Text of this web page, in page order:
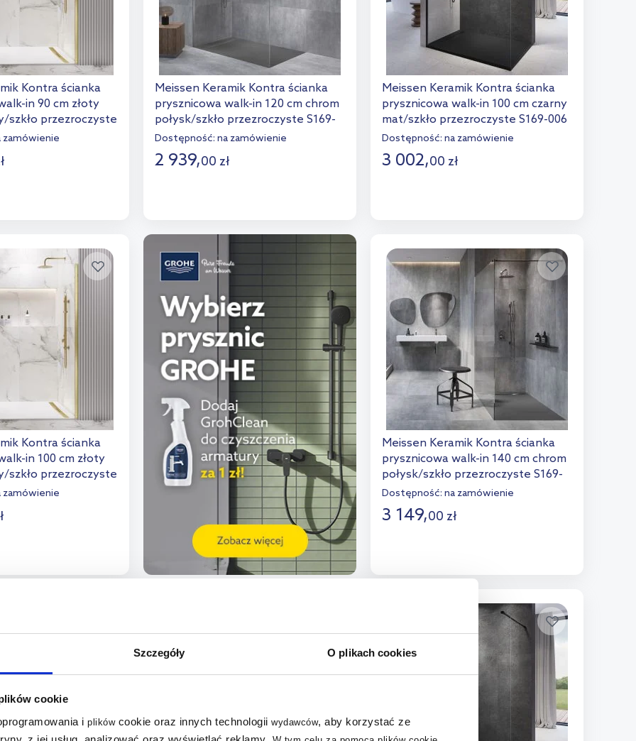
Szczegóły O plikach cookies
cookie
i plikówcookie oraz innych technologii wydawców, aby korzystać ze
Kontra ścianka
in 90 cm złoty
szkło przezroczyste
zamówienie
Meissen Keramik Kontra ścianka
prysznicowa walk-in 120 cm chrom
połysk/szkło przezroczyste S169-
004
Dostępność: na zamówienie
2 939,00 zł
Meissen Keramik Kontra ścianka
prysznicowa walk-in 100 cm czarny
mat/szkło przezroczyste S169-006
Dostępność: na zamówienie
3 002,00 zł
Kontra ścianka
in 100 cm złoty
szkło przezroczyste
zamówienie
do porównania
Meissen Keramik Kontra ścianka
prysznicowa walk-in 140 cm chrom
połysk/szkło przezroczyste S169-
002
Dostępność: na zamówienie
3 149,00 zł
Dodaj do porównania